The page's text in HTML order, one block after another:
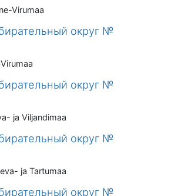
Virumaa
округ №
округ №
ja Viljandimaa
округ №
ja Tartumaa
округ №